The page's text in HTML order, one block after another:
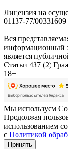
Лицензия на
01137-77/
Вся
информационный
является
Статьи 437 (2)
18+
Мы используем
Продолжая
использованием
с Политикой
Принять